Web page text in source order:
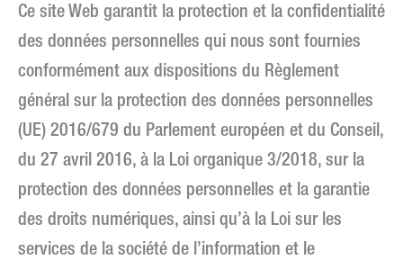
Ce site Web garantit la protection et la confidentialité
des données personnelles qui nous sont fournies
conformément aux dispositions du Règlement
général sur la protection des données personnelles
(UE) 2016/679 du Parlement européen et du Conseil,
du 27 avril 2016, à la Loi organique 3/2018, sur la
protection des données personnelles et la garantie
des droits numériques, ainsi qu’à la Loi sur les
services de la société de l’information et le